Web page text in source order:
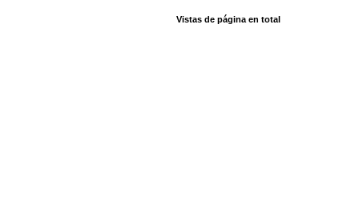
Vistas de página en total